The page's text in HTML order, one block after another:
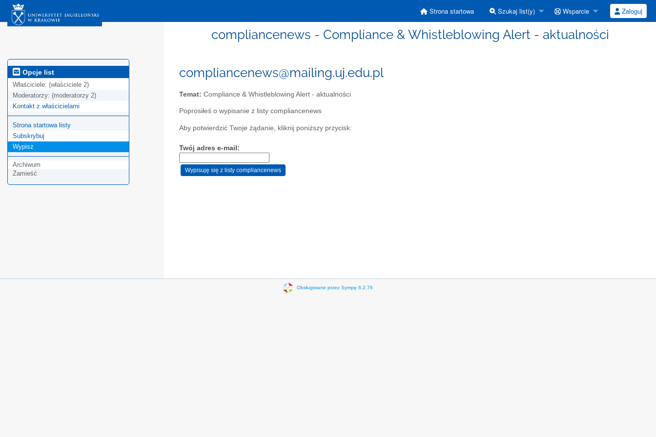
Strona startowa Szukaj list(y) Wsparcie Zaloguj
compliancenews - Compliance & Whistleblowing Alert - aktualności
Opcje list
Właściciele: (właściciele 2)
Moderatorzy: (moderatorzy 2)
Kontakt z właścicielami
Strona startowa listy
Subskrybuj
Wypisz
Archiwum
Zamieść
compliancenews@mailing.uj.edu.pl
Temat: Compliance & Whistleblowing Alert - aktualności
Poprosiłeś o wypisanie z listy compliancenews
Aby potwierdzić Twoje żądanie, kliknij poniższy przycisk:
Twój adres e-mail:
Obsługiwane przez Sympę 6.2.76